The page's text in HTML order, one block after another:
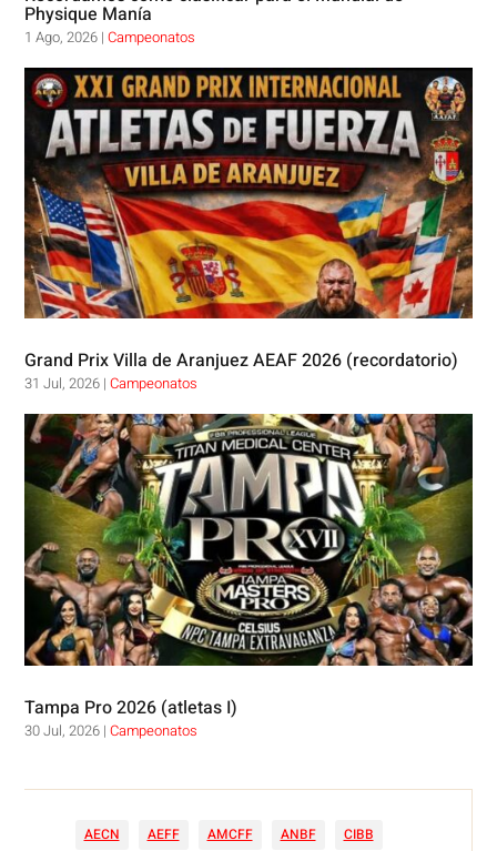
Physique Manía
1 Ago, 2026 |Campeonatos
Grand Prix Villa de Aranjuez AEAF 2026 (recordatorio)
31 Jul, 2026 |Campeonatos
Tampa Pro 2026 (atletas I)
30 Jul, 2026 |Campeonatos
AECN AEFF AMCFF ANBF
CIBB